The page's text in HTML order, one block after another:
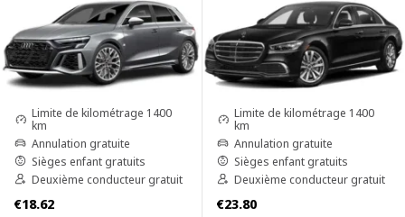
Limite de kilométrage 1400
km
Annulation gratuite
Sièges enfant gratuits
Deuxième conducteur gratuit
€18.62
Limite de kilométrage 1400
km
Annulation gratuite
Sièges enfant gratuits
Deuxième conducteur gratuit
€23.80